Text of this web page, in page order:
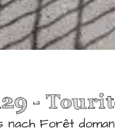
-
nach Forêt